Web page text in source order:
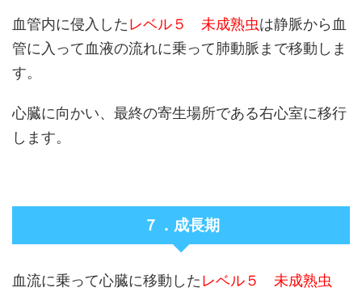
血管内に侵入したレベル５ 未成熟虫は静脈から血
管に入って血液の流れに乗って肺動脈まで移動しま
す。
心臓に向かい、最終の寄生場所である右心室に移行
します。
７．成長期
血流に乗って心臓に移動したレベル５ 未成熟虫